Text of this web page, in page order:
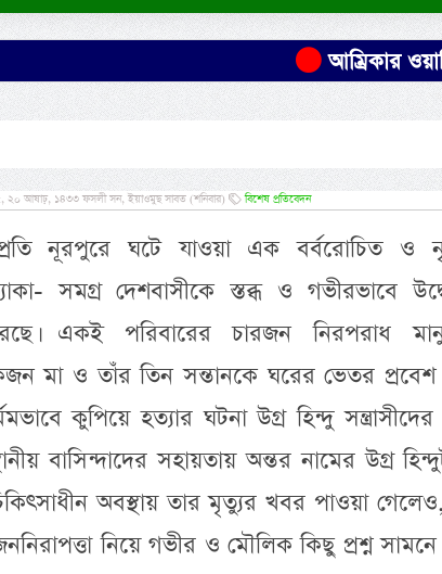
আম্রিকার
২০ আষাঢ়, ১৪৩৩ ফসলী সন, ইয়াওমুছ সাবত (শনিবার) বিশেষ প্রতিবেদন
নূরপুরে ঘটে যাওয়া এক বর্বরোচিত ও
সমগ্র দেশবাসীকে স্তব্ধ ও গভীরভাবে
একই পরিবারের চারজন নিরপরাধ
মা ও তাঁর তিন সন্তানকে ঘরের ভেতর
কুপিয়ে হত্যার ঘটনা উগ্র হিন্দু
বাসিন্দাদের সহায়তায় অন্তর নামের উগ্র
অবস্থায় তার মৃত্যুর খবর পাওয়া
নিয়ে গভীর ও মৌলিক কিছু প্রশ্ন